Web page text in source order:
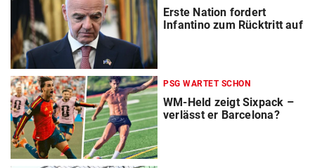
Erste Nation fordert
Infantino zum Rücktritt auf
PSG WARTET SCHON
WM-Held zeigt Sixpack –
verlässt er Barcelona?